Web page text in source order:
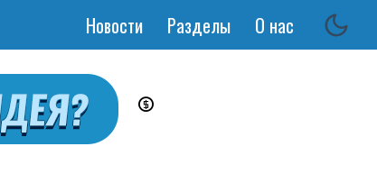
Основная
Новости Разделы О нас